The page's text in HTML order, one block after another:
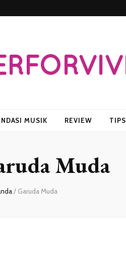
MUSIK REVIEW TIPS
Muda
/ Garuda Muda